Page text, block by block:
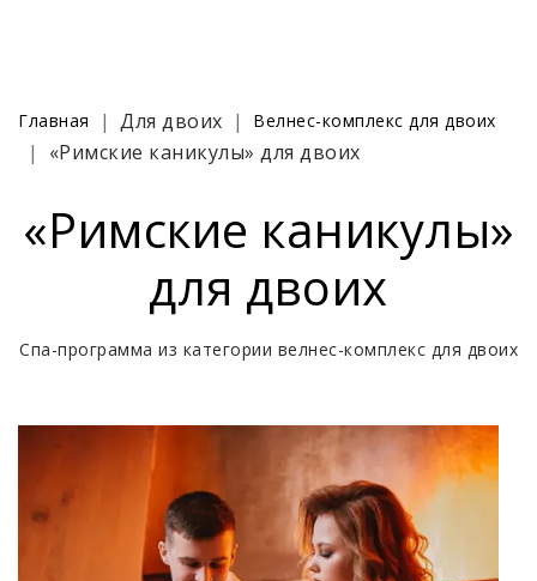
Главная Для двоих Велнес-комплекс для двоих
«Римские каникулы» для двоих
«Римские каникулы»
для двоих
Спа-программа из категории велнес-комплекс для двоих